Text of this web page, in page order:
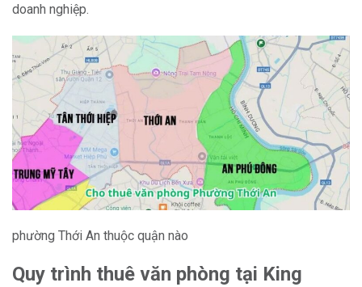
doanh nghiệp.
phường Thới An thuộc quận nào
Quy trình thuê văn phòng tại King